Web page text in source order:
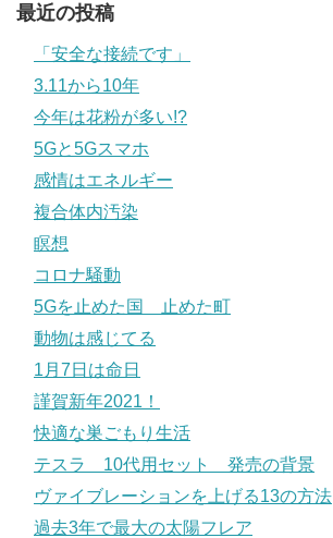
最近の投稿
「安全な接続です」
3.11から10年
今年は花粉が多い!?
5Gと5Gスマホ
感情はエネルギー
複合体内汚染
瞑想
コロナ騒動
5Gを止めた国 止めた町
動物は感じてる
1月7日は命日
謹賀新年2021！
快適な巣ごもり生活
テスラ 10代用セット 発売の背景
ヴァイブレーションを上げる13の方法
過去3年で最大の太陽フレア